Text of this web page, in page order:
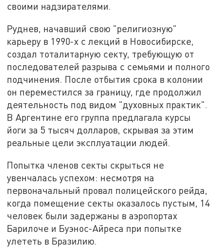
своими надзирателями.
Руднев, начавший свою "религиозную"
карьеру в 1990-х с лекций в Новосибирске,
создал тоталитарную секту, требующую от
последователей разрыва с семьями и полного
подчинения. После отбытия срока в колонии
он переместился за границу, где продолжил
деятельность под видом "духовных практик".
В Аргентине его группа предлагала курсы
йоги за 5 тысяч долларов, скрывая за этим
реальные цели эксплуатации людей.
Попытка членов секты скрыться не
увенчалась успехом: несмотря на
первоначальный провал полицейского рейда,
когда помещение секты оказалось пустым, 14
человек были задержаны в аэропортах
Барилоче и Буэнос-Айреса при попытке
улететь в Бразилию.